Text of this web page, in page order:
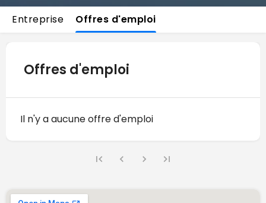
Entreprise Offres d'emploi
Offres d'emploi
Il n'y a aucune offre d'emploi